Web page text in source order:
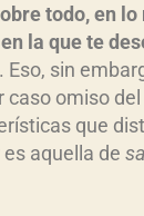
todo, en
la que te
. Eso, sin
caso omiso
que
aquella de